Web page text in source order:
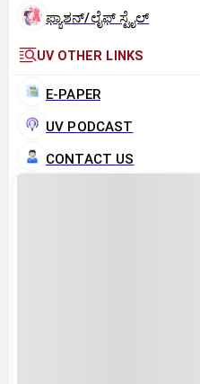
ಫ್ಯಾಶನ್/ಲೈಫ್‌ ಸ್ಟೈಲ್
UV OTHER LINKS
E-PAPER
UV PODCAST
CONTACT US